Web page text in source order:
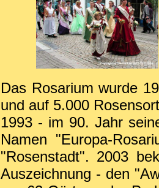
Das Rosarium wurde
und auf 5.000
1993 - im 90. Jahr
Namen "Europa-
"Rosenstadt". 2003
Auszeichnung - den